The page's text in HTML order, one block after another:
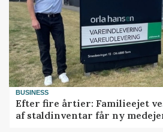
BUSINESS
Efter fire årtier: Familieejet
af staldinventar får ny